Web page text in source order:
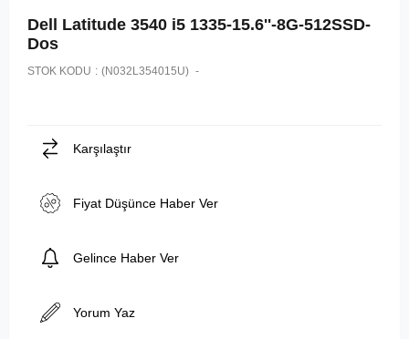
Dell Latitude 3540 i5 1335-15.6''-8G-512SSD-
Dos
STOK KODU (N032L354015U)
Karşılaştır
Fiyat Düşünce Haber Ver
Gelince Haber Ver
Yorum Yaz